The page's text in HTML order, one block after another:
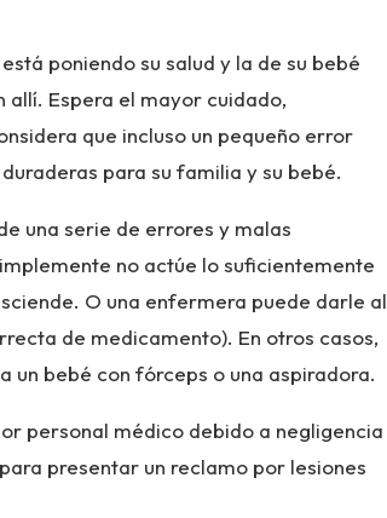
poniendo su salud y la de su bebé
Espera el mayor cuidado,
que incluso un pequeño error
para su familia y su bebé.
una serie de errores y malas
no actúe lo suficientemente
O una enfermera puede darle al
de medicamento). En otros casos,
un bebé con fórceps o una aspiradora.
personal médico debido a negligencia
presentar un reclamo por lesiones